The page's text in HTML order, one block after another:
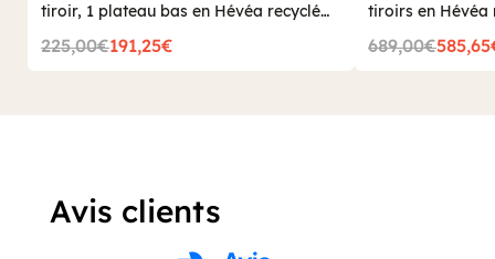
tiroir, 1 plateau bas en Hévéa recyclé
coloré et métal 35x35x55cm LOFT
COLORS
225,00€191,25€
tiroirs en Hévéa
76x35x83cm
689,00€
Avis clients